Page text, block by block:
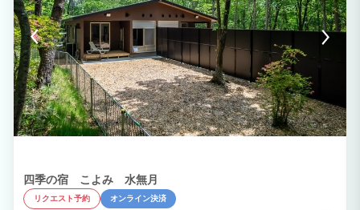
四季の宿 こよみ 水無月
リクエスト予約 オンライン決済